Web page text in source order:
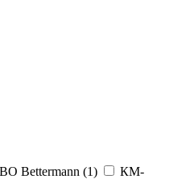
Bettermann (1)
КМ-